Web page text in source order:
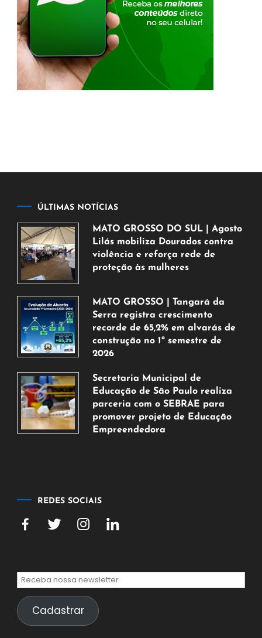
ÚLTIMAS NOTÍCIAS
MATO GROSSO DO SUL | Agosto
Lilás mobiliza Dourados contra
violência e reforça rede de
proteção às mulheres
de
agosto
de
2026
MATO GROSSO | Tangará da
Serra registra crescimento
recorde de 65,2% em alvarás de
construção no 1º semestre de
2026
de
agosto
de
2026
Secretaria Municipal de
Educação de São Paulo realiza
parceria com o SEBRAE para
promover projeto de Educação
Empreendedora
2026
REDES SOCIAIS
Cadastrar